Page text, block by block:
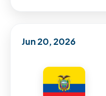
Jun 20, 2026